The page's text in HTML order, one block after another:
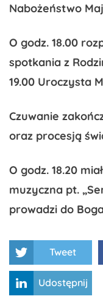
Nabożeństwo
O godz. 18.00
spotkania z
19.00 Uroczysta
Czuwanie
oraz procesją
O godz. 18.20
muzyczna pt.
prowadzi do
Tweet
Udostępnij